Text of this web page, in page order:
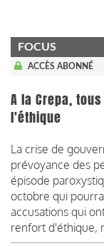
FOCUS
ACCÈS ABONNÉ
A la Crepa,
l'éthique
La crise de
prévoyance des
épisode
octobre qui
accusations qui
renfort d'éthique,